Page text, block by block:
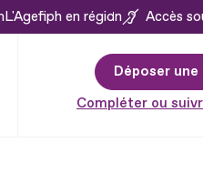
L'Agefiph en région Accès
Déposer une
Compléter ou